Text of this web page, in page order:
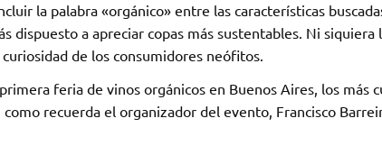
la palabra «orgánico» entre las características
dispuesto a apreciar copas más sustentables. Ni siquiera
de los consumidores neófitos.
feria de vinos orgánicos en Buenos Aires, los más
recuerda el organizador del evento, Francisco